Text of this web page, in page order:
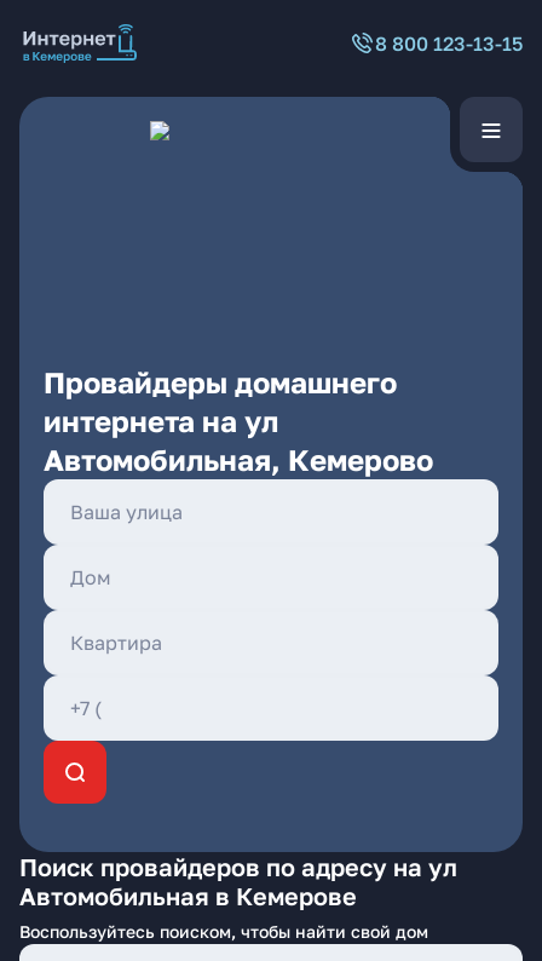
8 800 123-13-15
Провайдеры домашнего
интернета на ул
Автомобильная, Кемерово
Поиск провайдеров по адресу на ул
Автомобильная в Кемерове
Воспользуйтесь поиском, чтобы найти свой дом